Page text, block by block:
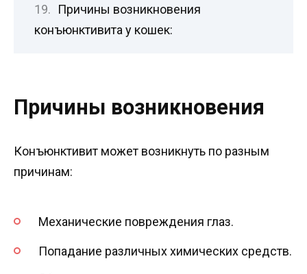
Причины возникновения
конъюнктивита у кошек:
Причины возникновения
Конъюнктивит может возникнуть по разным
причинам:
Механические повреждения глаз.
Попадание различных химических средств.